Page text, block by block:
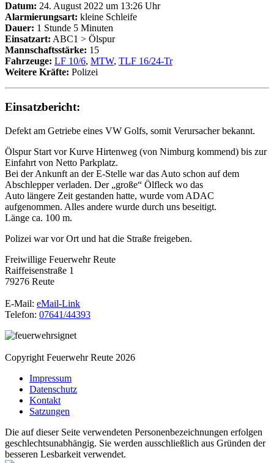
Datum: 24. August 2022 um 13:26 Uhr
Alarmierungsart: kleine Schleife
Dauer: 1 Stunde 5 Minuten
Einsatzart: ABC1 > Ölspur
Mannschaftsstärke: 15
Fahrzeuge: LF 10/6, MTW, TLF 16/24-Tr
Weitere Kräfte: Polizei
Einsatzbericht:
Defekt am Getriebe eines VW Golfs, somit Verursacher bekannt.
Ölspur Start vor Kurve Hirtenweg (von Nimburg kommend) bis zur
Einfahrt von Netto Parkplatz.
Bei der Ankunft an der E-Stelle war das Auto schon auf dem
Abschlepper verladen. Der „große“ Ölfleck wo das
Auto längere Zeit gestanden hatte, wurde vom ADAC
aufgenommen. Alles andere wurde durch uns beseitigt.
Länge ca. 100 m.
Polizei war vor Ort und hat die Straße freigeben.
Freiwillige Feuerwehr Reute
Raiffeisenstraße 1
79276 Reute
E-Mail: eMail-Link
Telefon: 07641/44393
Copyright Feuerwehr Reute 2026
Impressum
Datenschutz
Kontakt
Satzungen
Die auf dieser Seite verwendeten Personenbezeichnungen erfolgen
geschlechtsunabhängig. Sie werden ausschließlich aus Gründen der
besseren Lesbarkeit verwendet.